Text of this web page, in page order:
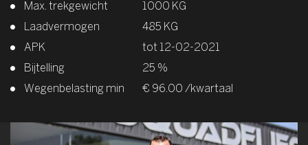
Max. trekgewicht
1000 KG
Laadvermogen
485 KG
APK
tot 12-02-2021
Bijtelling
25 %
Wegenbelasting min
€ 96.00 /kwartaal